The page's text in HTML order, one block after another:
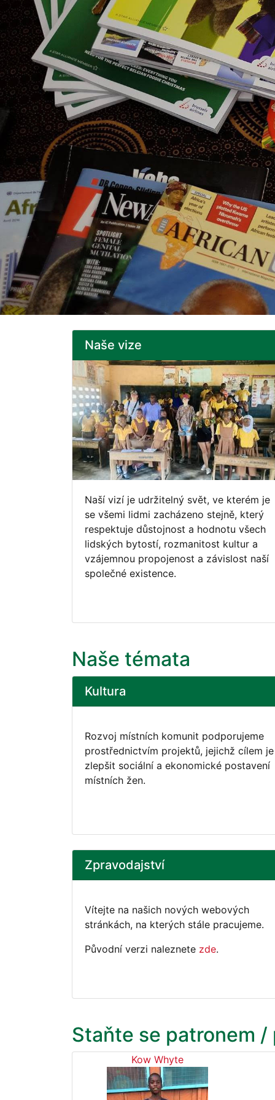
Knihovna
Fond knihovny v současnosti čítá okolo 2000
Naše vize
Naší vizí je udržitelný svět, ve kterém je
se všemi lidmi zacházeno stejně, který
respektuje důstojnost a hodnotu všech
lidských bytostí, rozmanitost kultur a
vzájemnou propojenost a závislost naší
společné existence.
Naše témata
Kultura
Rozvoj místních komunit podporujeme
prostřednictvím projektů, jejichž cílem je
zlepšit sociální a ekonomické postavení
místních žen.
Zpravodajství
Vítejte na našich nových webových
stránkách, na kterých stále pracujeme.
Původní verzi naleznete zde.
Staňte se patronem /
Kow Whyte